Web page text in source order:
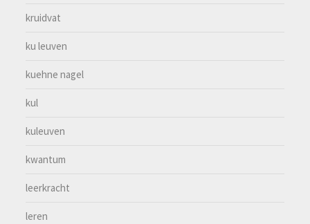
kruidvat
ku leuven
kuehne nagel
kul
kuleuven
kwantum
leerkracht
leren